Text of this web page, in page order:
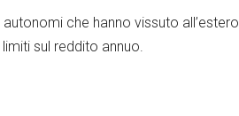
che hanno vissuto
sul reddito annuo.